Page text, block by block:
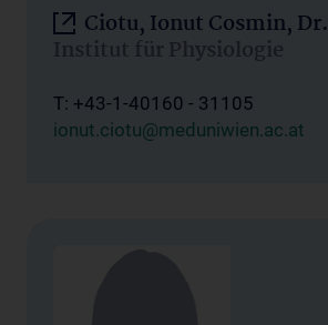
Ciotu, Ionut Cosmin, Dr.
Institut für Physiologie
T: +43-1-40160 - 31105
ionut.ciotu@meduniwien.ac.at